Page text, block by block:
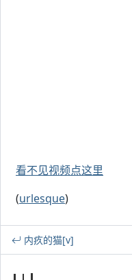
看不见视频点这里
(urlesque)
内疚的猫[v]